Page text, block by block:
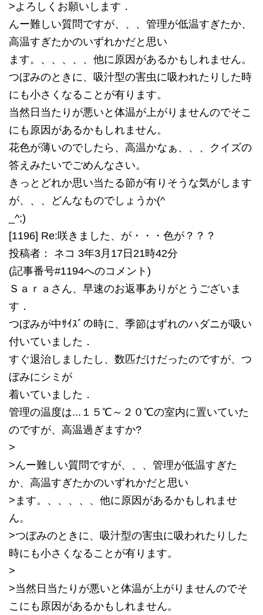
>よろしくお願いします．
んー難しい質問ですが、、、管理が低温すぎたか、
高温すぎたかのいずれかだと思い
ます。、、、、、他に原因があるかもしれません。
つぼみのときに、吸汁型の害虫に吸われたりした時
にも小さくなることが有ります。
当然日当たりが悪いと体温が上がりませんのでそこ
にも原因があるかもしれません。
花色が薄いのでしたら、高温かなぁ、、、クイズの
答えみたいでごめんなさい。
きっとどれか思い当たる節が有りそうな気がします
が、、、どんなものでしょうか(^
_^;)
[1196] Re:咲きました、が・・・色が？？？
投稿者： ネコ 3年3月17日21時42分
(記事番号#1194へのコメント)
Ｓａｒａさん、早速のお返事ありがとうございま
す．
つぼみが中ｻｲｽﾞの時に、季節はずれのハダニが吸い
付いていました．
すぐ退治しましたし、数匹だけだったのですが、つ
ぼみにシミが
着いていました．
管理の温度は...１５℃～２０℃の室内に置いていた
のですが、高温過ぎますか?
>
>んー難しい質問ですが、、、管理が低温すぎた
か、高温すぎたかのいずれかだと思い
>ます。、、、、、他に原因があるかもしれませ
ん。
>つぼみのときに、吸汁型の害虫に吸われたりした
時にも小さくなることが有ります。
>
>当然日当たりが悪いと体温が上がりませんのでそ
こにも原因があるかもしれません。